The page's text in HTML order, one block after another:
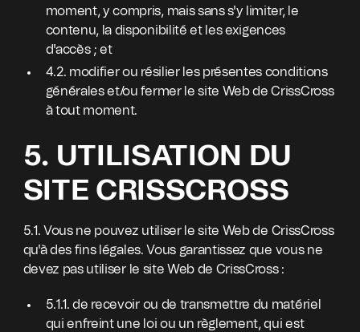
moment, y compris, mais sans s'y limiter, le
contenu, la disponibilité et les exigences
d'accès ; et
4.2. modifier ou résilier les présentes conditions
générales et/ou fermer le site Web de CrissCross
à tout moment.
5. UTILISATION DU
SITE CRISSCROSS
5.1. Vous ne pouvez utiliser le site Web de CrissCross
qu'à des fins légales. Vous garantissez que vous ne
devez pas utiliser le site Web de CrissCross :
5.1.1. de recevoir ou de transmettre du matériel
qui enfreint une loi ou un règlement, qui est